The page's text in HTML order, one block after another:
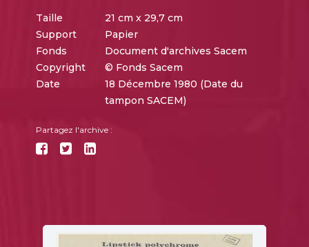
Taille
21 cm x 29,7 cm
Support
Papier
Fonds
Document d'archives Sacem
Copyright
© Fonds Sacem
Date
18 Décembre 1980 (Date du
tampon SACEM)
Partagez l'archive :